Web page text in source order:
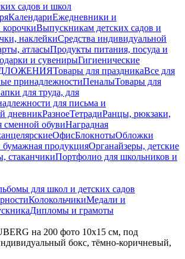
садов и школ
КалендариЕжедневники и
Выпускникам детских садов и
наклейкиСредства индивидуальной
атласыПродукты питания, посуда и
и сувенирыГигиенические
Товары для праздникаВсе для
принадлежностиПеналыТовары для
для труда, для
для письма и
дневникРазноеТетрадиРанцы, рюкзаки,
обувиНаградная
ОфисБлокнотыОбложки
бумажная продукцияОрганайзеры, детские
стаканчикиПортфолио для школьников и
для школ и детских садов
КолокольчикиМедали и
Дипломы и грамоты
на 200 фото 10х15 см, под
бокс, тёмно-коричневый,